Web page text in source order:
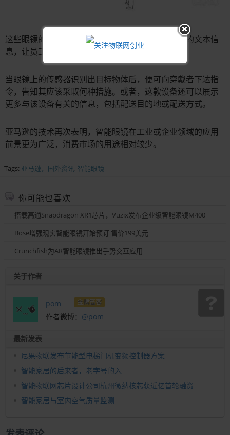
这些眼镜的好处在于，它们可以在镜片上显示具体的文本信
息，让员工不必手持任何设备即可进行信息确认。
当眼镜上的传感器识别出目标物体后，便可向穿戴者下达指
令，告知其应该采取何种措施。或者，这款设备还可以展示
更多与该设备有关的信息，包括配送目的地或配送方式。
亚马逊的技术再次表明，智能眼镜在工业或企业领域的应用
前景更为广泛，消费市场的用途相对较少。
Tags: 亚马逊，国外资讯, 智能眼镜
你可能也喜欢
搭载高通Snapdragon XR1芯片，Vuzix发布企业级智能眼镜M400
Bose增强现实智能眼镜开始预订 售价199美元
Crunchfish为AR智能眼镜推出手势交互应用
关于作者
pom 金牌笛客
作者微博： @pom
最新发表
尼果物联发布节能型电梯门机变频控制器方案
智能家居的后来者，老字号的入
智能物联网芯片设计公司杭州微纳核芯获近亿首轮融资
智能家居与室内空气质量监测